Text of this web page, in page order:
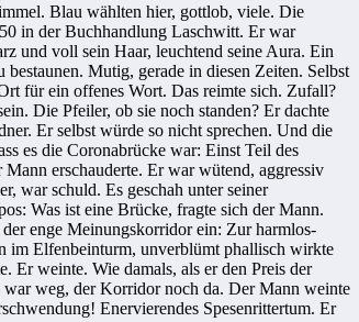
Blau wählten hier, gottlob, viele. Die
in der Buchhandlung Laschwitt. Er war
und voll sein Haar, leuchtend seine Aura. Ein
Mutig, gerade in diesen Zeiten. Selbst
für ein offenes Wort. Das reimte sich. Zufall?
Die Pfeiler, ob sie noch standen? Er dachte
Er selbst würde so nicht sprechen. Und die
es die Coronabrücke war: Einst Teil des
erschauderte. Er war wütend, aggressiv
war schuld. Es geschah unter seiner
Was ist eine Brücke, fragte sich der Mann.
enge Meinungskorridor ein: Zur harmlos-
im Elfenbeinturm, unverblümt phallisch wirkte
Er weinte. Wie damals, als er den Preis der
weg, der Korridor noch da. Der Mann weinte
Enervierendes Spesenrittertum. Er